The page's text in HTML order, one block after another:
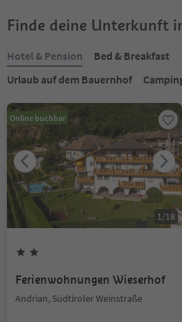
Finde deine Unterkunft
Hotel & Pension
Bed & Breakfast
Urlaub auf dem Bauernhof
Online buchbar
1/18
Ferienwohnungen Wieserhof
Andrian, Südtiroler Weinstraße